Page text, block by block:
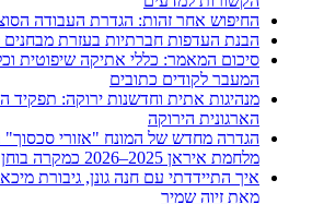
החיפוש אחר זהות: הגדרת העבודה
הבנת העדפות חברתיות בעזרת מבחנים
סיכום המאמר: כללי אתיקה שיפוטית
המעבר לקודים כתובים
מנהיגות אתית וחדשנות ירוקה: תפקיד
הארגונית הירוקה
הגדרה מחדש של המונח "אזורי סכסוך"
מלחמת איראן 2025–2026 כמקרה בוחן
איך התיידדתי עם חנה גונן, גיבורת
מאת זיוה שמיר